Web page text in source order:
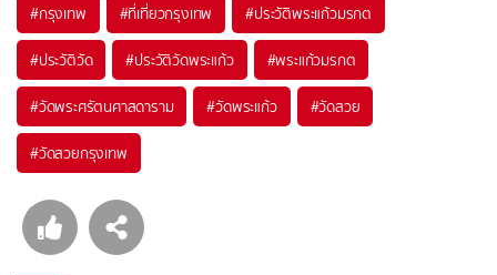
#กรุงเทพ #ที่เที่ยวกรุงเทพ #ประวัติพระแก้วมรกต
#ประวัติวัด #ประวัติวัดพระแก้ว #พระแก้วมรกต
#วัดพระศรัตนศาสดาราม #วัดพระแก้ว #วัดสวย
#วัดสวยกรุงเทพ